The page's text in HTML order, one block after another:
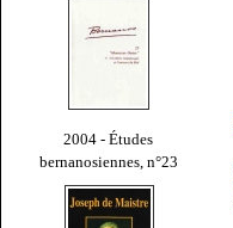
2004 - Études
bernanosiennes, n°23